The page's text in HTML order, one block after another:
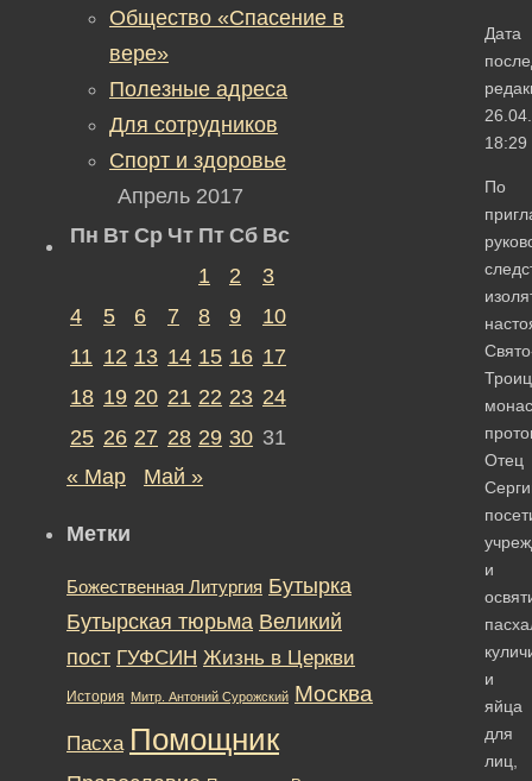
Дата
18:29
По
Отец
и
и
яйца
для
лиц,
Общество «Спасение в
вере»
Полезные адреса
Для сотрудников
Спорт и здоровье
Апрель 2017
Пн Вт Ср Чт Пт Сб Вс
1
2
3
4
5 6 7 8 9
10
11 12 13 14 15 16 17
18 19 20 21 22 23 24
25 26 27 28 29 30 31
« Мар
Май »
Метки
Божественная Литургия Бутырка
Бутырская тюрьма Великий
пост ГУФСИН Жизнь в Церкви
История Митр. Антоний Сурожский Москва
Пасха Помощник